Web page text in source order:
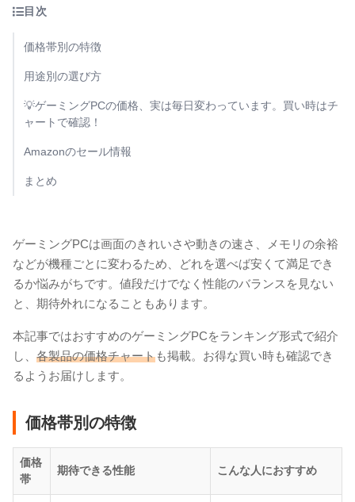
目次
価格帯別の特徴
用途別の選び方
💡ゲーミングPCの価格、実は毎日変わっています。買い時はチ
ャートで確認！
Amazonのセール情報
まとめ
ゲーミングPCは画面のきれいさや動きの速さ、メモリの余裕
などが機種ごとに変わるため、どれを選べば安くて満足でき
るか悩みがちです。値段だけでなく性能のバランスを見ない
と、期待外れになることもあります。
本記事ではおすすめのゲーミングPCをランキング形式で紹介
し、 各製品の価格チャートも掲載。お得な買い時も確認でき
るようお届けします。
価格帯別の特徴
価格
帯
期待できる性能 こんな人におすすめ